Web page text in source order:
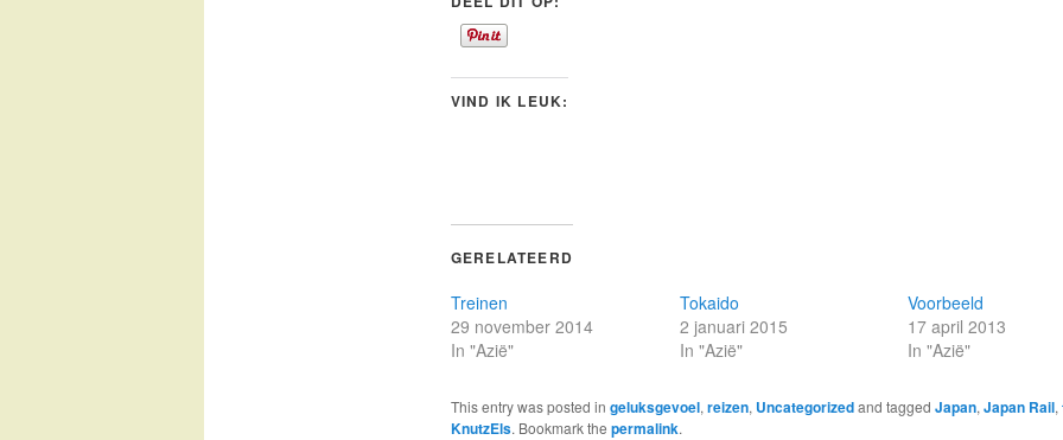
VIND IK LEUK:
GERELATEERD
Treinen
29 november 2014
In "Azië"
Tokaido
2 januari 2015
In "Azië"
Voorbeeld
17 april 2013
In "Azië"
This entry was posted in geluksgevoel, reizen, Uncategorizedand tagged Japan, Japan Rail,
KnutzEls. Bookmark the permalink.